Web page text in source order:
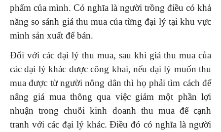
phẩm của mình. Có nghĩa là người trồng điều có khả
năng so sánh giá thu mua của từng đại lý tại khu vực
mình sản xuất để bán.
Đối với các đại lý thu mua, sau khi giá thu mua của
các đại lý khác được công khai, nếu đại lý muốn thu
mua được từ người nông dân thì họ phải tìm cách để
nâng giá mua thông qua việc giảm một phần lợi
nhuận trong chuỗi kinh doanh thu mua để cạnh
tranh với các đại lý khác. Điều đó có nghĩa là người